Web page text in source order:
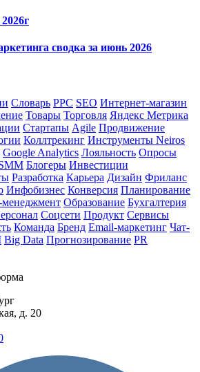
сводка за июнь 2026
Словарь PPC SEO Интернет-магазин
Товары Торговля Яндекс Метрика
Стартапы Agile Продвижение
Коллтрекинг Инструменты Neiros
Google Analytics Лояльность Опросы
Блогеры Инвестиции
Разработка Карьера Дизайн Фриланс
Инфобизнес Конверсия Планирование
Образование Бухгалтерия
Соцсети Продукт Сервисы
Команда Бренд Email-маркетинг Чат-
Big Data Прогнозирование PR
д. 20